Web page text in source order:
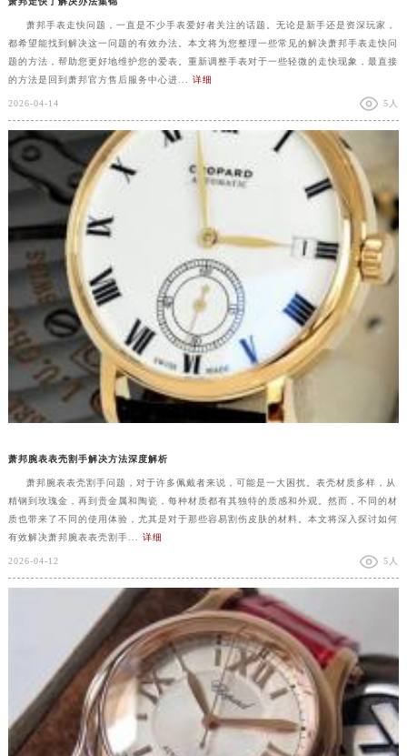
萧邦手表走快问题，一直是不少手表爱好者关注的话题。无论是新手还是资深玩家，
都希望能找到解决这一问题的有效办法。本文将为您整理一些常见的解决萧邦手表走快问
题的方法，帮助您更好地维护您的爱表。重新调整手表对于一些轻微的走快现象，最直接
的方法是回到萧邦官方售后服务中心进... 详细
2026-04-14 5人
萧邦腕表表壳割手解决方法深度解析
萧邦腕表表壳割手问题，对于许多佩戴者来说，可能是一大困扰。表壳材质多样，从
精钢到玫瑰金，再到贵金属和陶瓷，每种材质都有其独特的质感和外观。然而，不同的材
质也带来了不同的使用体验，尤其是对于那些容易割伤皮肤的材料。本文将深入探讨如何
有效解决萧邦腕表表壳割手... 详细
2026-04-12 5人